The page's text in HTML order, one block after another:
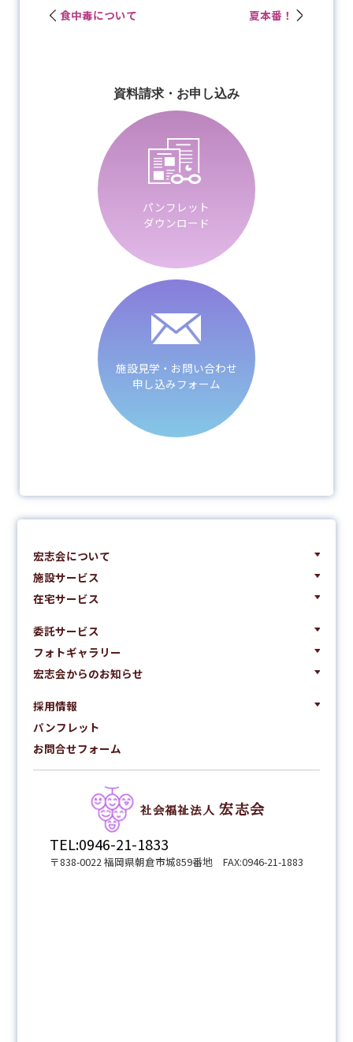
食中毒について 夏本番！
資料請求・お申し込み
パンフレット
ダウンロード
施設見学・お問い合わせ
申し込みフォーム
宏志会について
施設サービス
在宅サービス
委託サービス
フォトギャラリー
宏志会からのお知らせ
採用情報
パンフレット
お問合せフォーム
社会福祉法人 宏志会
TEL:0946-21-1833
〒838-0022 福岡県朝倉市城859番地 FAX:0946-21-1883